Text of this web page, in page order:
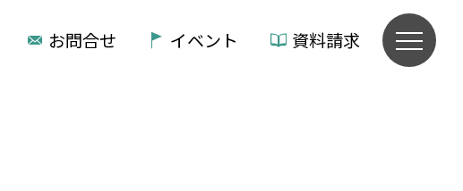
お問合せ イベント 資料請求